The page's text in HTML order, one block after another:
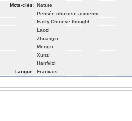
Mots-clés: Nature
Pensée chinoise ancienne
Early Chinese thought
Laozi
Zhuangzi
Mengzi
Xunzi
Hanfeizi
Langue: Français